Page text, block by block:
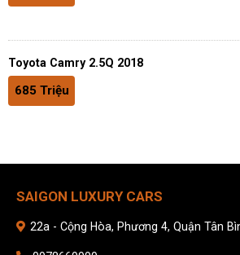
Toyota Camry 2.5Q 2018
685 Triệu
SAIGON LUXURY CARS
22a - Cộng Hòa, Phương 4, Quận Tân